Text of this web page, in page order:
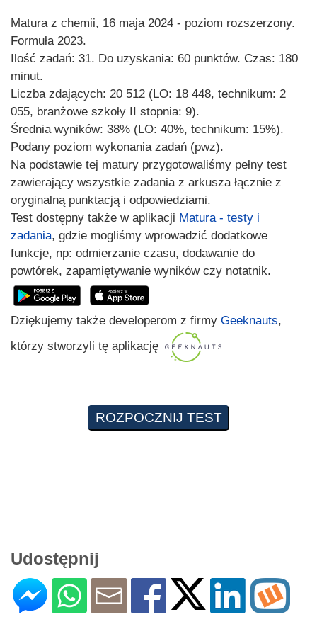
Matura z chemii, 16 maja 2024 - poziom rozszerzony.
Formuła 2023.
Ilość zadań: 31. Do uzyskania: 60 punktów. Czas: 180
minut.
Liczba zdających: 20 512 (LO: 18 448, technikum: 2
055, branżowe szkoły II stopnia: 9).
Średnia wyników: 38% (LO: 40%, technikum: 15%).
Podany poziom wykonania zadań (pwz).
Na podstawie tej matury przygotowaliśmy pełny test
zawierający wszystkie zadania z arkusza łącznie z
oryginalną punktacją i odpowiedziami.
Test dostępny także w aplikacji Matura - testy i
zadania, gdzie mogliśmy wprowadzić dodatkowe
funkcje, np: odmierzanie czasu, dodawanie do
powtórek, zapamiętywanie wyników czy notatnik.
Dziękujemy także developerom z firmy Geeknauts,
którzy stworzyli tę aplikację
Udostępnij